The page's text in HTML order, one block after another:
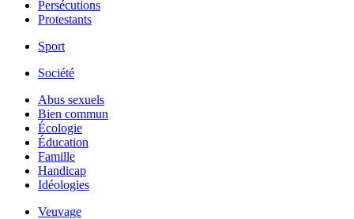
Persécutions
Protestants
Sport
Société
Abus sexuels
Bien commun
Écologie
Éducation
Famille
Handicap
Idéologies
Veuvage